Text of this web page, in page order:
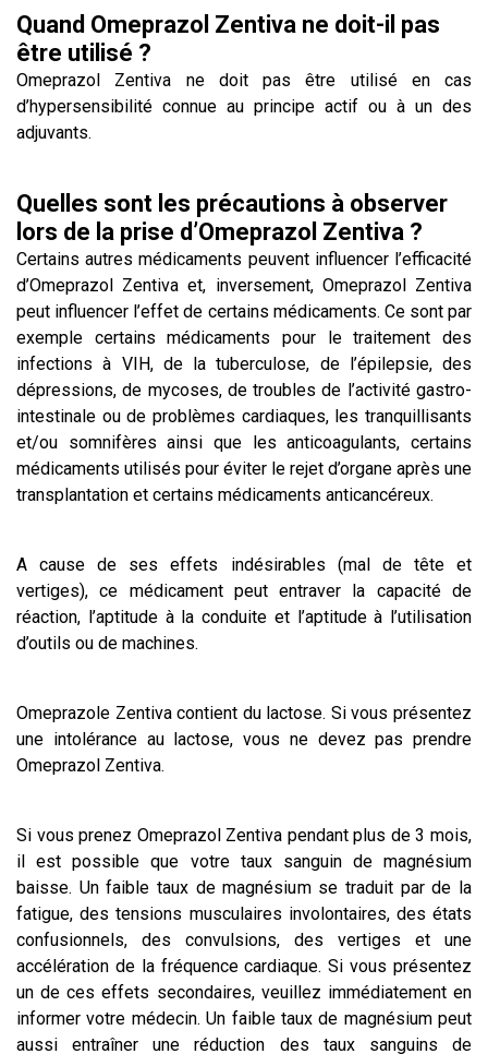
Quand Omeprazol Zentiva ne doit-il pas
être utilisé ?
Omeprazol Zentiva ne doit pas être utilisé en cas
d’hypersensibilité connue au principe actif ou à un des
adjuvants.
Quelles sont les précautions à observer
lors de la prise d’Omeprazol Zentiva ?
Certains autres médicaments peuvent influencer l’efficacité
d’Omeprazol Zentiva et, inversement, Omeprazol Zentiva
peut influencer l’effet de certains médicaments. Ce sont par
exemple certains médicaments pour le traitement des
infections à VIH, de la tuberculose, de l’épilepsie, des
dépressions, de mycoses, de troubles de l’activité gastro-
intestinale ou de problèmes cardiaques, les tranquillisants
et/ou somnifères ainsi que les anticoagulants, certains
médicaments utilisés pour éviter le rejet d’organe après une
transplantation et certains médicaments anticancéreux.
A cause de ses effets indésirables (mal de tête et
vertiges), ce médicament peut entraver la capacité de
réaction, l’aptitude à la conduite et l’aptitude à l’utilisation
d’outils ou de machines.
Omeprazole Zentiva contient du lactose. Si vous présentez
une intolérance au lactose, vous ne devez pas prendre
Omeprazol Zentiva.
Si vous prenez Omeprazol Zentiva pendant plus de 3 mois,
il est possible que votre taux sanguin de magnésium
baisse. Un faible taux de magnésium se traduit par de la
fatigue, des tensions musculaires involontaires, des états
confusionnels, des convulsions, des vertiges et une
accélération de la fréquence cardiaque. Si vous présentez
un de ces effets secondaires, veuillez immédiatement en
informer votre médecin. Un faible taux de magnésium peut
aussi entraîner une réduction des taux sanguins de